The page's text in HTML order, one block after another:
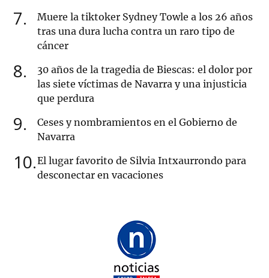
7
Muere la tiktoker Sydney Towle a los 26 años
tras una dura lucha contra un raro tipo de
cáncer
8
30 años de la tragedia de Biescas: el dolor por
las siete víctimas de Navarra y una injusticia
que perdura
9
Ceses y nombramientos en el Gobierno de
Navarra
10 El lugar favorito de Silvia Intxaurrondo para
desconectar en vacaciones